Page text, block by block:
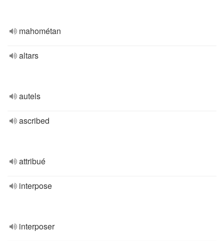
mahométan
altars
autels
ascribed
attribué
interpose
interposer